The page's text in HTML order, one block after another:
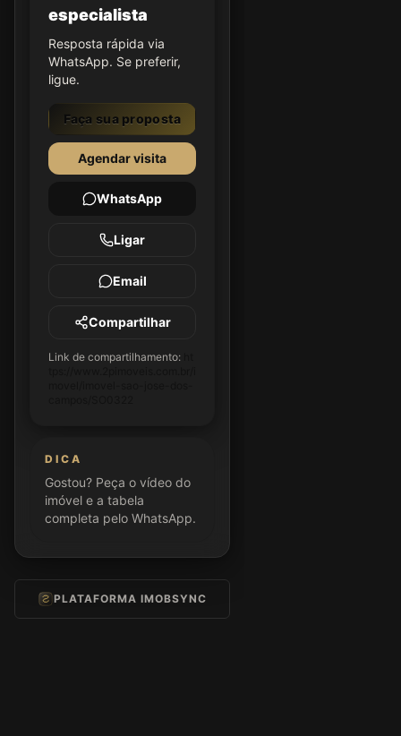
especialista
Resposta rápida via
WhatsApp. Se preferir,
ligue.
Faça sua proposta
Agendar visita
WhatsApp
Ligar
Email
Compartilhar
Link de compartilhamento:
DICA
Gostou? Peça o vídeo do
imóvel e a tabela
completa pelo WhatsApp.
PLATAFORMA IMOBSYNC